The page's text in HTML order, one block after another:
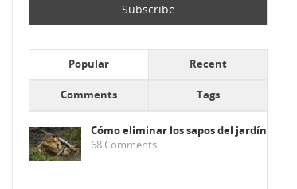
Popular Recent
Comments Tags
Cómo eliminar los sapos del jardín
68 Comments